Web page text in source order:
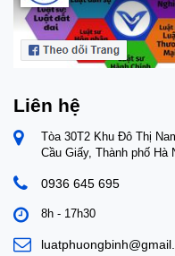
Liên hệ
Tòa 30T2 Khu Đô Thị
Cầu Giấy, Thành phố Hà
0936 645 695
8h - 17h30